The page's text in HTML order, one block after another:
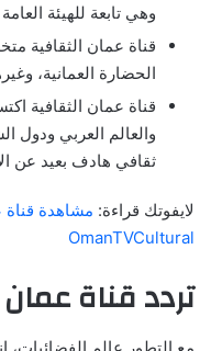
وهي تابعة للهيئة
قناة عمان الثقافية
الحضارة العمانية،
قناة عمان الثقافية
والعالم العربي ودول
ثقافي هادف بعيد عن
لايفوتك قراءة: مشاهدة قناة
OmanTVCultural
تردد قناة